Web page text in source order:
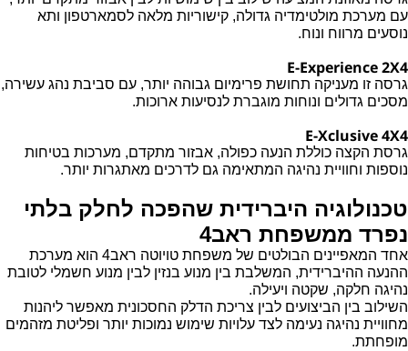
עם מערכת מולטימדיה גדולה, קישוריות מלאה לסמארטפון ותא
נוסעים מרווח ונוח.
E-Experience 2X4
גרסה זו מעניקה תחושת פרימיום גבוהה יותר, עם סביבת נהג עשירה,
מסכים גדולים ונוחות מוגברת לנסיעות ארוכות.
E-Xclusive 4X4
גרסת הקצה כוללת הנעה כפולה, אבזור מתקדם, מערכות בטיחות
נוספות וחוויית נהיגה המתאימה גם לדרכים מאתגרות יותר.
טכנולוגיה היברידית שהפכה לחלק בלתי
נפרד ממשפחת ראב4
אחד המאפיינים הבולטים של משפחת טויוטה ראב4 הוא מערכת
ההנעה ההיברידית, המשלבת בין מנוע בנזין לבין מנוע חשמלי לטובת
נהיגה חלקה, שקטה ויעילה.
השילוב בין הביצועים לבין צריכת הדלק החסכונית מאפשר ליהנות
מחוויית נהיגה נעימה לצד עלויות שימוש נמוכות יותר ופליטת מזהמים
מופחתת.